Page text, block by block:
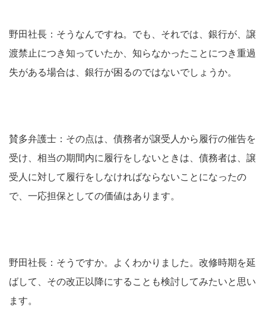
野田社長：そうなんですね。でも、それでは、銀行が、譲
渡禁止につき知っていたか、知らなかったことにつき重過
失がある場合は、銀行が困るのではないでしょうか。
賛多弁護士：その点は、債務者が譲受人から履行の催告を
受け、相当の期間内に履行をしないときは、債務者は、譲
受人に対して履行をしなければならないことになったの
で、一応担保としての価値はあります。
野田社長：そうですか。よくわかりました。改修時期を延
ばして、その改正以降にすることも検討してみたいと思い
ます。